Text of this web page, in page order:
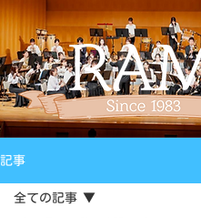
記事
全ての記事